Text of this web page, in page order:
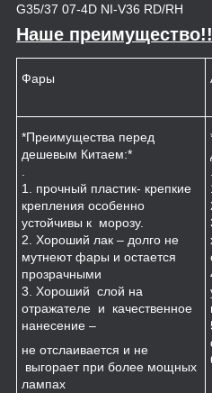
G35/37 07-4D NI-V36 RD/RH
Наше
Фары
*Преимущества перед
дешевым Китаем:*
.
1. прочный пластик- крепкие
крепления особенно
устойчивы к морозу.
2. Хороший лак – долго не
мутнеют фары и остается
прозрачными
3. Хороший слой на
отражателе и качественное
нанесение –
не отслаивается и не
выгорает при более мощных
лампах
.